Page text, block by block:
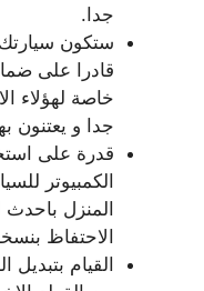
جدا.
ستكون
قادرا على
خاصة لهؤلاء
جدا و يعتنون
قدرة على
الكمبيوتر
المنزل
الاحتفاظ
القيام